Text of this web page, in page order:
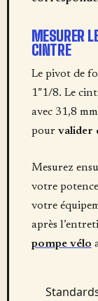
MESURER
CINTRE
Le pivot de
1″1/8. Le
avec 31,8
pour valider
Mesurez
votre
votre
après
pompe vélo